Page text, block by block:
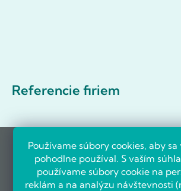
Používame súbory cookies, aby
pohodlne používal. S vaším
používame súbory cookie na
reklám a na analýzu návštevnosti
Referencie firiem